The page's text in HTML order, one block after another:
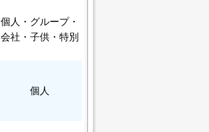
個人
・グループ・
会社・子供・特別
個人